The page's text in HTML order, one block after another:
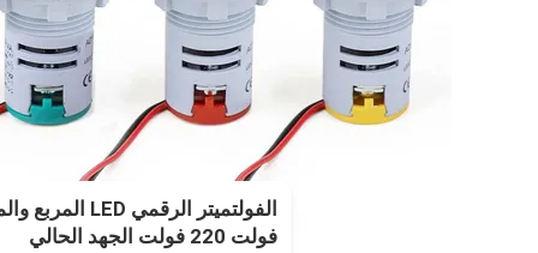
فولت 220 فولت الجهد الحالي